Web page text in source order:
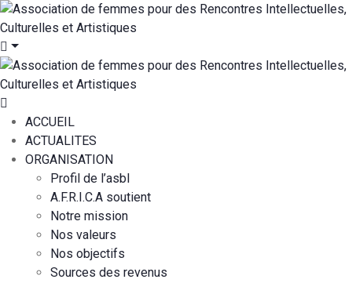
ACCUEIL
ACTUALITES
ORGANISATION
Profil de l’asbl
A.F.R.I.C.A soutient
Notre mission
Nos valeurs
Nos objectifs
Sources des revenus